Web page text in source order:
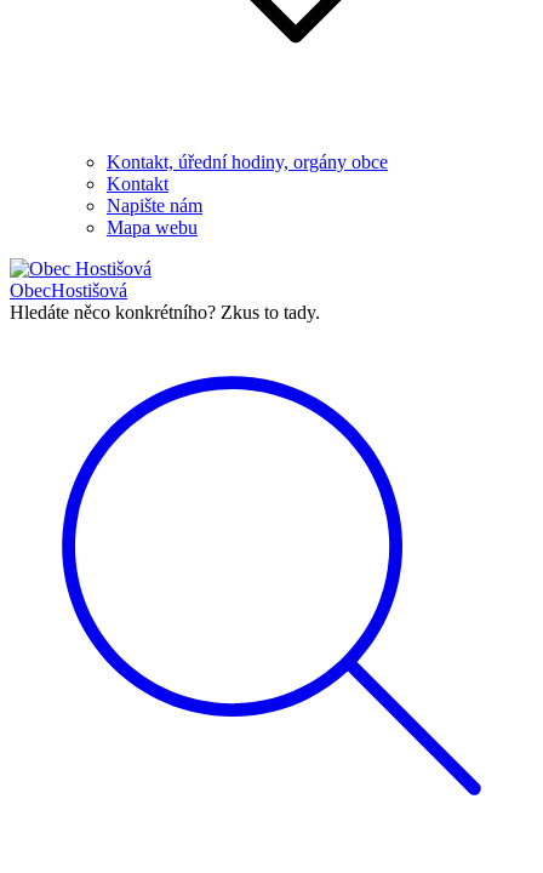
Kontakt, úřední hodiny, orgány obce
Kontakt
Napište nám
Mapa webu
ObecHostišová
Hledáte něco konkrétního? Zkus to tady.